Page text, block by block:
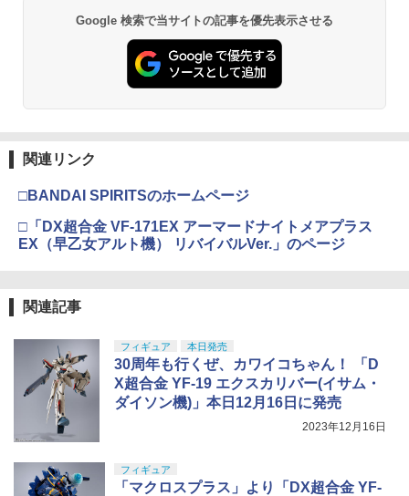
Google 検索で当サイトの記事を優先表示させる
関連リンク
□BANDAI SPIRITSのホームページ
□「DX超合金 VF-171EX アーマードナイトメアプラス
EX（早乙女アルト機） リバイバルVer.」のページ
関連記事
フィギュア 本日発売
30周年も行くぜ、カワイコちゃん！ 「D
X超合金 YF-19 エクスカリバー(イサム・
ダイソン機)」本日12月16日に発売
2023年12月16日
フィギュア
「マクロスプラス」より「DX超合金 YF-